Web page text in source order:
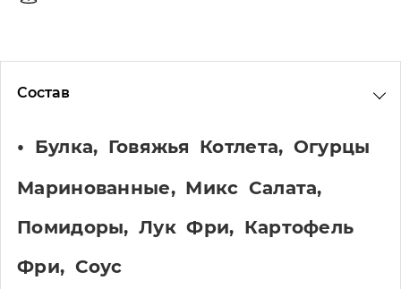
Состав
Булка, Говяжья Котлета, Огурцы
Маринованные, Микс Салата,
Помидоры, Лук Фри, Картофель
Фри, Соус